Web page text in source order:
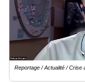
Vidéos
Médias
groupe
Blogs
Prémium
Reportage / Actualité / Crise